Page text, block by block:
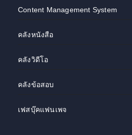
Content Management System
คลังหนังสือ
คลังวิดีโอ
คลังข้อสอบ
เฟสบุ๊คแฟนเพจ